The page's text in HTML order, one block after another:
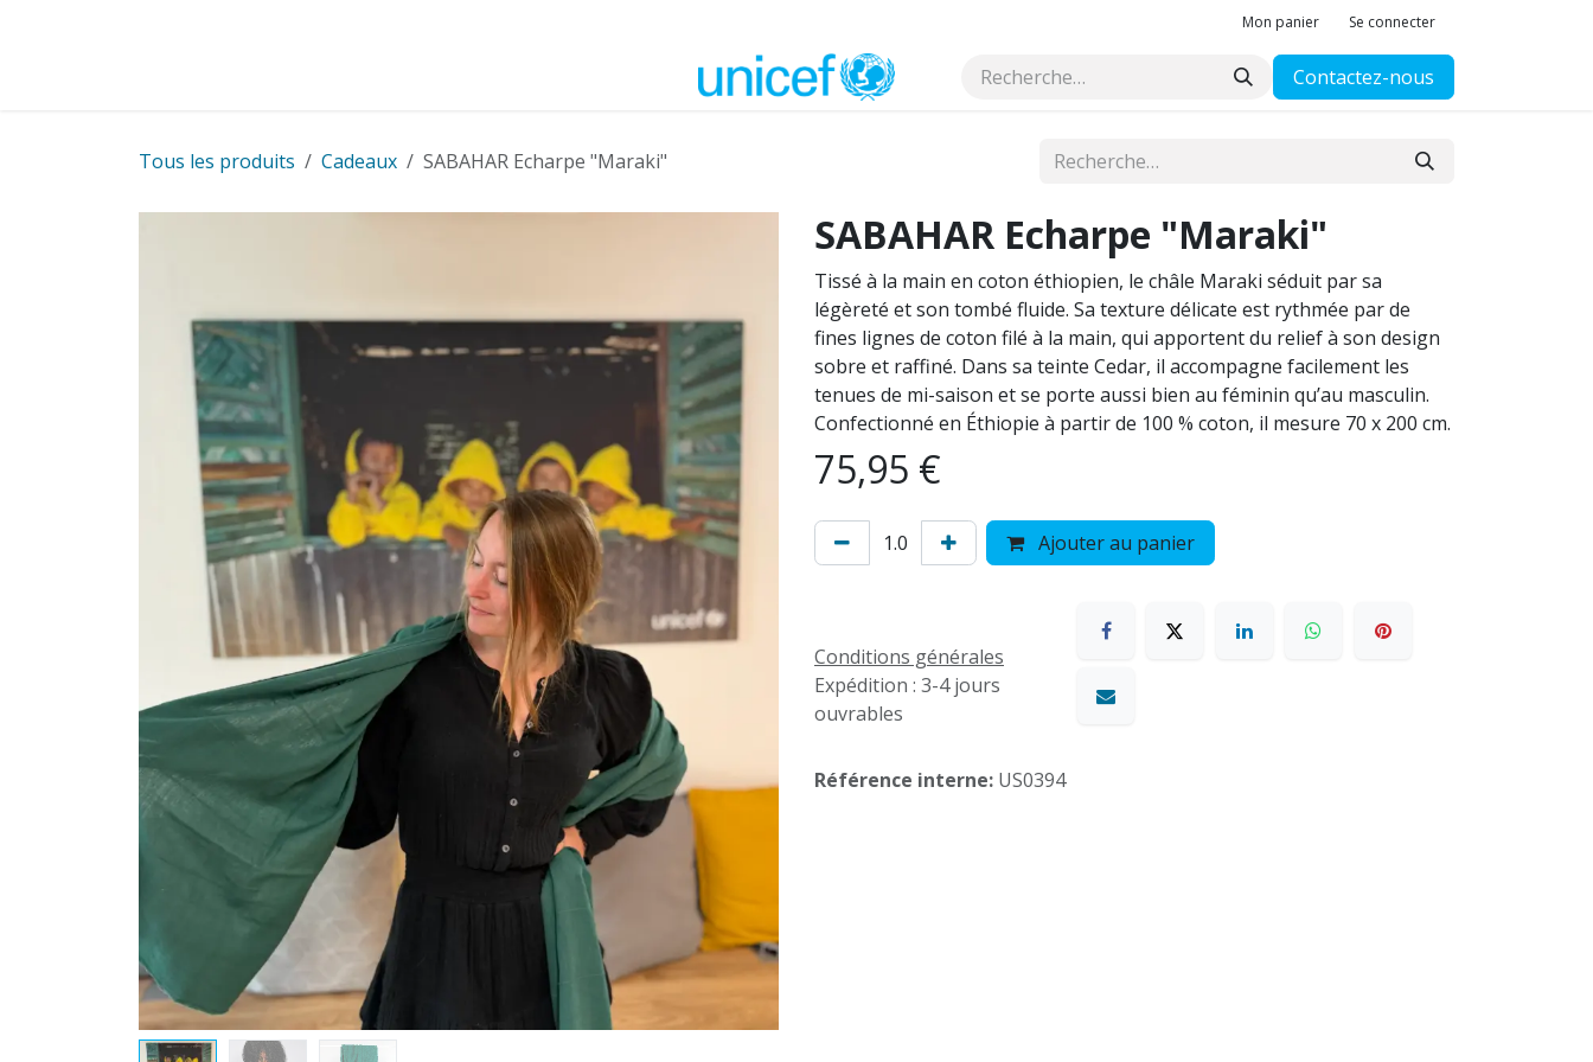
Mon panier Se connecter
Contactez-nous
Tous les produits Cadeaux SABAHAR Echarpe "Maraki"
SABAHAR Echarpe "Maraki"
Tissé à la main en coton éthiopien, le châle Maraki séduit par sa
légèreté et son tombé fluide. Sa texture délicate est rythmée par de
fines lignes de coton filé à la main, qui apportent du relief à son design
sobre et raffiné. Dans sa teinte Cedar, il accompagne facilement les
tenues de mi-saison et se porte aussi bien au féminin qu’au masculin.
Confectionné en Éthiopie à partir de 100 % coton, il mesure 70 x 200 cm.
75,95 €
Ajouter au panier
Conditions générales
Expédition : 3-4 jours
ouvrables
Référence interne: US0394